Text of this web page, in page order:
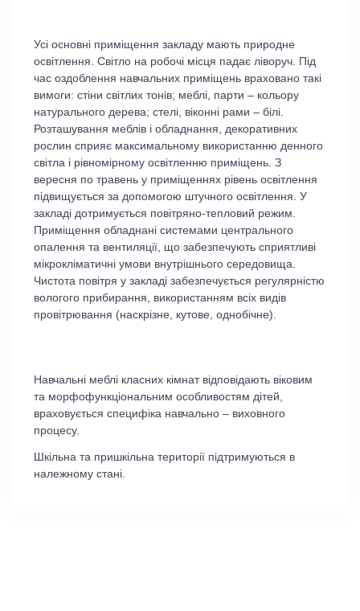
Усі основні приміщення закладу мають природне
освітлення. Світло на робочі місця падає ліворуч. Під
час оздоблення навчальних приміщень враховано такі
вимоги: стіни світлих тонів; меблі, парти – кольору
натурального дерева; стелі, віконні рами – білі.
Розташування меблів і обладнання, декоративних
рослин сприяє максимальному використанню денного
світла і рівномірному освітленню приміщень. З
вересня по травень у приміщеннях рівень освітлення
підвищується за допомогою штучного освітлення. У
закладі дотримується повітряно-тепловий режим.
Приміщення обладнані системами центрального
опалення та вентиляції, що забезпечують сприятливі
мікрокліматичні умови внутрішнього середовища.
Чистота повітря у закладі забезпечується регулярністю
вологого прибирання, використанням всіх видів
провітрювання (наскрізне, кутове, однобічне).
Навчальні меблі класних кімнат відповідають віковим
та морфофункціональним особливостям дітей,
враховується специфіка навчально – виховного
процесу.
Шкільна та пришкільна території підтримуються в
належному стані.